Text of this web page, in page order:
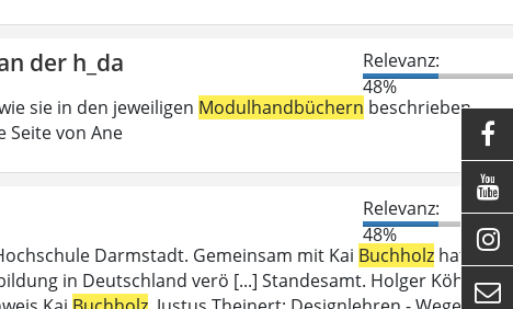
der h_da
Relevanz:
48%
sie in den jeweiligen Modulhandbüchern beschrieben
Seite von Ane
Relevanz:
48%
Darmstadt. Gemeinsam mit Kai Buchholz hat
in Deutschland verö [...] Standesamt. Holger Köhn,



